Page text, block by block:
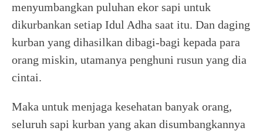
menyumbangkan puluhan ekor sapi untuk
dikurbankan setiap Idul Adha saat itu. Dan daging
kurban yang dihasilkan dibagi-bagi kepada para
orang miskin, utamanya penghuni rusun yang dia
cintai.
Maka untuk menjaga kesehatan banyak orang,
seluruh sapi kurban yang akan disumbangkannya